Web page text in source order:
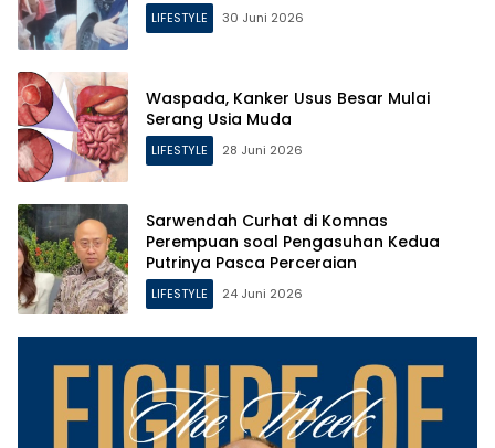
LIFESTYLE 30 Juni 2026
Waspada, Kanker Usus Besar Mulai
Serang Usia Muda
LIFESTYLE 28 Juni 2026
Sarwendah Curhat di Komnas
Perempuan soal Pengasuhan Kedua
Putrinya Pasca Perceraian
LIFESTYLE 24 Juni 2026